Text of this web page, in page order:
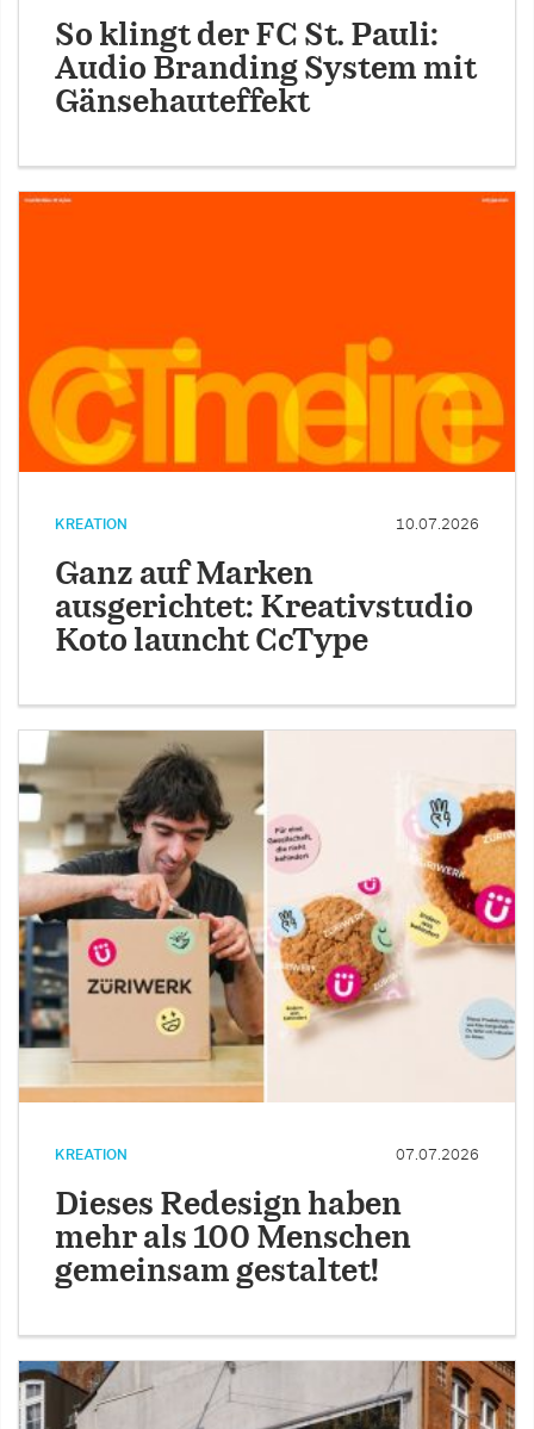
So klingt der FC St. Pauli:
Audio Branding System mit
Gänsehauteffekt
KREATION 10.07.2026
Ganz auf Marken
ausgerichtet: Kreativstudio
Koto launcht CcType
KREATION 07.07.2026
Dieses Redesign haben
mehr als 100 Menschen
gemeinsam gestaltet!